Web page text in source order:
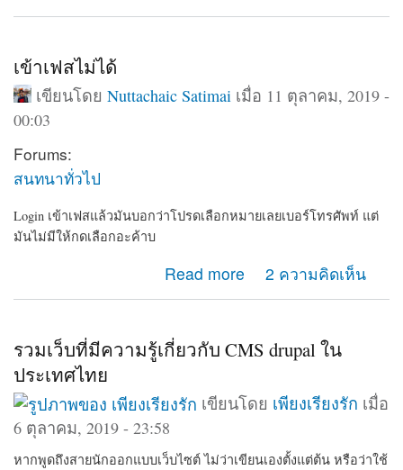
CMS Drupal ครับ
เข้าเฟสไม่ได้
เขียนโดย Nuttachaic Satimai เมื่อ 11 ตุลาคม, 2019 -
00:03
Forums:
สนทนาทั่วไป
Login เข้าเฟสแล้วมันบอกว่าโปรดเลือกหมายเลยเบอร์โทรศัพท์ แต่
มันไม่มีให้กดเลือกอะค้าบ
Read more 2 ความคิดเห็น
รวมเว็บที่มีความรู้เกี่ยวกับ CMS drupal ใน
ประเทศไทย
เขียนโดย เพียงเรียงรัก เมื่อ
6 ตุลาคม, 2019 - 23:58
หากพูดถึงสายนักออกแบบเว็บไซต์ ไม่ว่าเขียนเองตั้งแต่ต้น หรือว่าใช้